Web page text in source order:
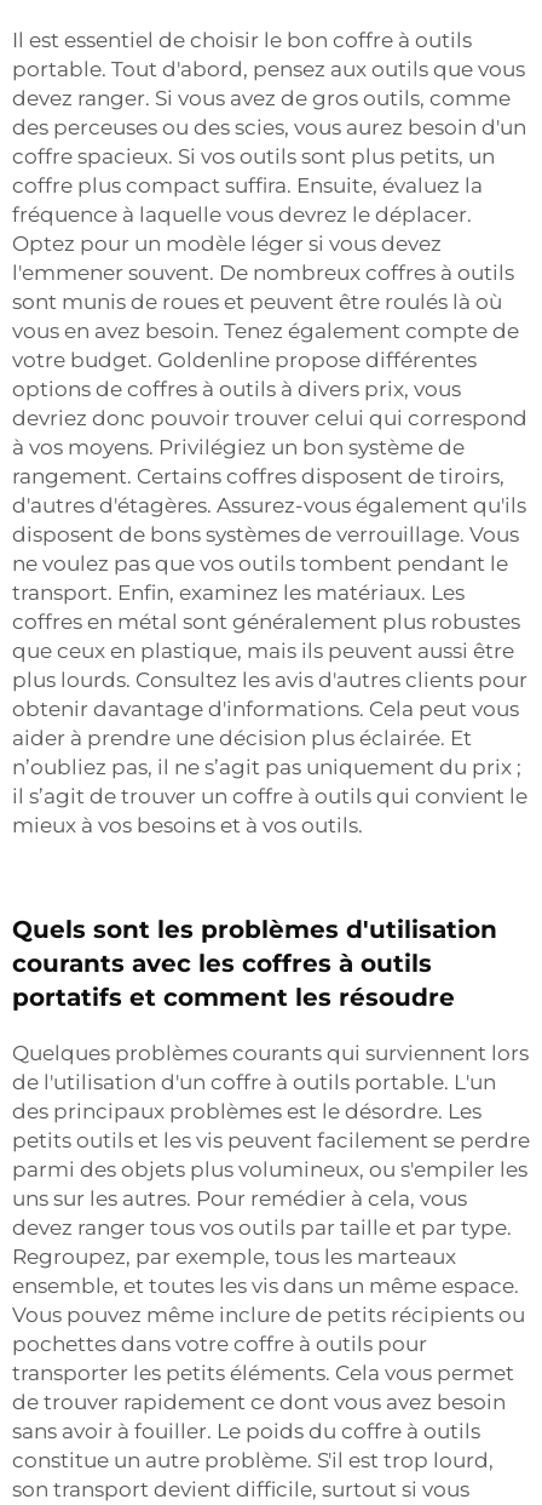
Il est essentiel de choisir le bon coffre à outils
portable. Tout d'abord, pensez aux outils que vous
devez ranger. Si vous avez de gros outils, comme
des perceuses ou des scies, vous aurez besoin d'un
coffre spacieux. Si vos outils sont plus petits, un
coffre plus compact suffira. Ensuite, évaluez la
fréquence à laquelle vous devrez le déplacer.
Optez pour un modèle léger si vous devez
l'emmener souvent. De nombreux coffres à outils
sont munis de roues et peuvent être roulés là où
vous en avez besoin. Tenez également compte de
votre budget. Goldenline propose différentes
options de coffres à outils à divers prix, vous
devriez donc pouvoir trouver celui qui correspond
à vos moyens. Privilégiez un bon système de
rangement. Certains coffres disposent de tiroirs,
d'autres d'étagères. Assurez-vous également qu'ils
disposent de bons systèmes de verrouillage. Vous
ne voulez pas que vos outils tombent pendant le
transport. Enfin, examinez les matériaux. Les
coffres en métal sont généralement plus robustes
que ceux en plastique, mais ils peuvent aussi être
plus lourds. Consultez les avis d'autres clients pour
obtenir davantage d'informations. Cela peut vous
aider à prendre une décision plus éclairée. Et
n’oubliez pas, il ne s’agit pas uniquement du prix ;
il s’agit de trouver un coffre à outils qui convient le
mieux à vos besoins et à vos outils.
Quels sont les problèmes d'utilisation
courants avec les coffres à outils
portatifs et comment les résoudre
Quelques problèmes courants qui surviennent lors
de l'utilisation d'un coffre à outils portable. L'un
des principaux problèmes est le désordre. Les
petits outils et les vis peuvent facilement se perdre
parmi des objets plus volumineux, ou s'empiler les
uns sur les autres. Pour remédier à cela, vous
devez ranger tous vos outils par taille et par type.
Regroupez, par exemple, tous les marteaux
ensemble, et toutes les vis dans un même espace.
Vous pouvez même inclure de petits récipients ou
pochettes dans votre coffre à outils pour
transporter les petits éléments. Cela vous permet
de trouver rapidement ce dont vous avez besoin
sans avoir à fouiller. Le poids du coffre à outils
constitue un autre problème. S'il est trop lourd,
son transport devient difficile, surtout si vous